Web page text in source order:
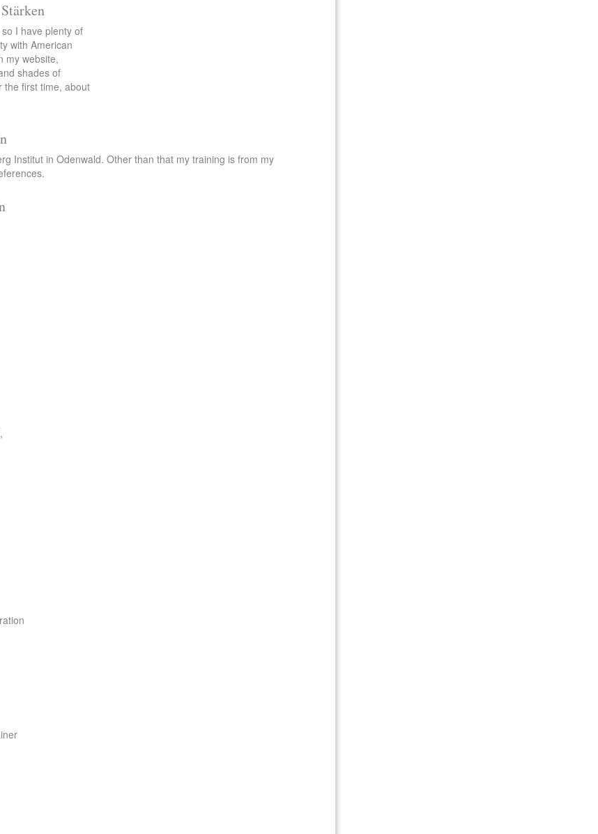
I have plenty of
with American
my website,
shades of
the first time, about
Institut in Odenwald. Other than that my training is from my